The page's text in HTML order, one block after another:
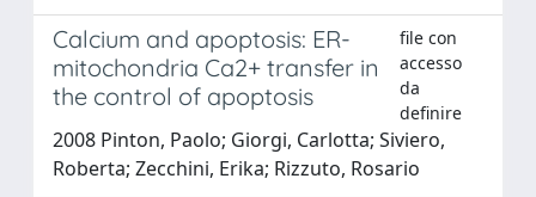
Calcium and apoptosis: ER-
mitochondria Ca2+ transfer in
the control of apoptosis
file con
accesso
da
definire
2008 Pinton, Paolo; Giorgi, Carlotta; Siviero,
Roberta; Zecchini, Erika; Rizzuto, Rosario